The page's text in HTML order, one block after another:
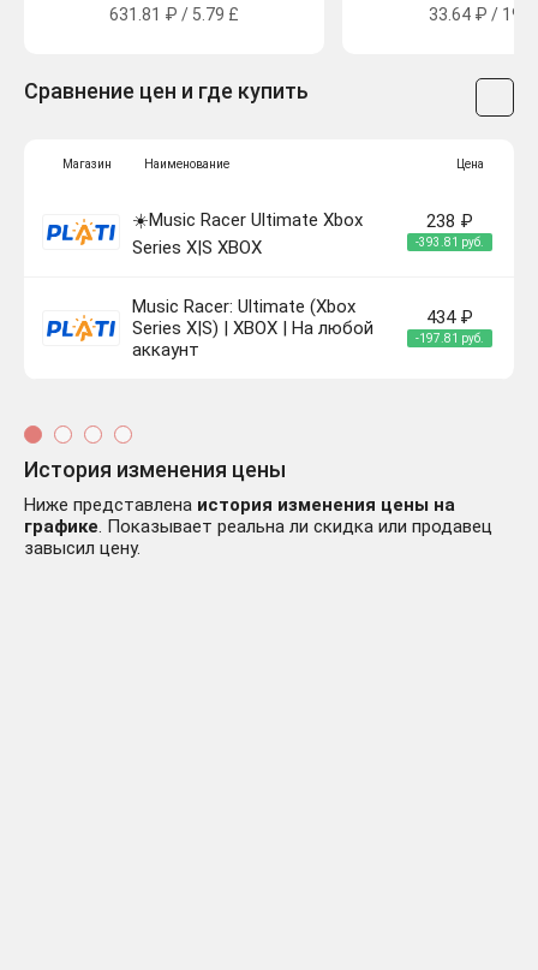
631.81 ₽ / 5.79 £ 33.64 ₽ /
Сравнение цен и где купить
Магазин Наименование Цена
☀️Music Racer Ultimate Xbox
Series X|S XBOX
238 ₽
-393.81 руб.
Music Racer: Ultimate (Xbox
Series X|S) | XBOX | На любой
аккаунт
434 ₽
-197.81 руб.
История изменения цены
Ниже представлена история изменения цены на
графике. Показывает реальна ли скидка или продавец
завысил цену.